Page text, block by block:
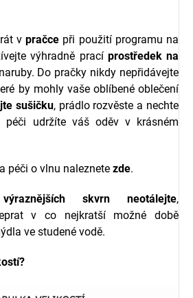
vpračce při použití programu na
výhradně prací prostředek na
Do pračky nikdy nepřidávejte
by mohly vaše oblíbené oblečení
sušičku, prádlo rozvěste a nechte
péči udržíte váš oděv v krásném
péči o vlnu naleznete zde.
skvrn neotálejte,
v co nejkratší možné době
ve studené vodě.